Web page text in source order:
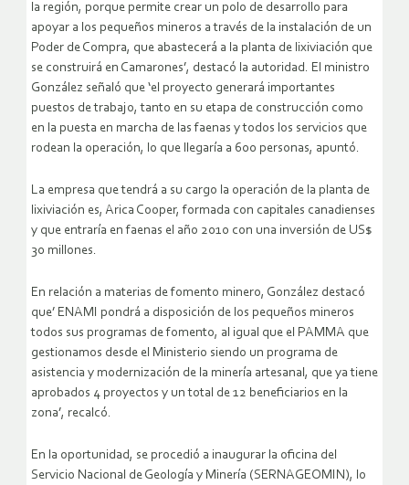
la región, porque permite crear un polo de desarrollo para
apoyar a los pequeños mineros a través de la instalación de un
Poder de Compra, que abastecerá a la planta de lixiviación que
se construirá en Camarones’, destacó la autoridad. El ministro
González señaló que ‘el proyecto generará importantes
puestos de trabajo, tanto en su etapa de construcción como
en la puesta en marcha de las faenas y todos los servicios que
rodean la operación, lo que llegaría a 600 personas, apuntó.
La empresa que tendrá a su cargo la operación de la planta de
lixiviación es, Arica Cooper, formada con capitales canadienses
y que entraría en faenas el año 2010 con una inversión de US$
30 millones.
En relación a materias de fomento minero, González destacó
que’ ENAMI pondrá a disposición de los pequeños mineros
todos sus programas de fomento, al igual que el PAMMA que
gestionamos desde el Ministerio siendo un programa de
asistencia y modernización de la minería artesanal, que ya tiene
aprobados 4 proyectos y un total de 12 beneficiarios en la
zona’, recalcó.
En la oportunidad, se procedió a inaugurar la oficina del
Servicio Nacional de Geología y Minería (SERNAGEOMIN), lo